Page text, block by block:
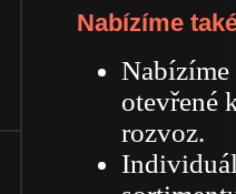
Nabízíme
Nabízíme
otevřené
rozvoz.